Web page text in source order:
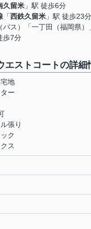
久留米 」駅 徒歩6分
「西鉄久留米 」駅 徒歩23分
バス）「一丁田（福岡県）
歩7分
エストコートの詳細
地
ー
張り
ク
ス